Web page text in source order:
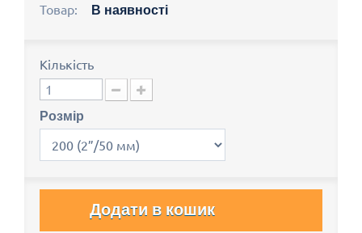
Товар: В наявності
Кількість
Розмір
Додати в кошик